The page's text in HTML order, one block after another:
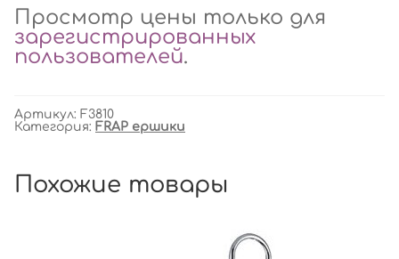
Просмотр цены только для
зарегистрированных
пользователей.
Артикул: F3810
Категория: FRAP ершики
Похожие товары